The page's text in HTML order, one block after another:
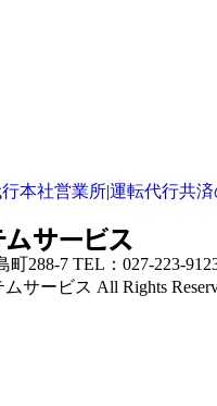
本社営業所|運転代行共
サービス
288-7 TEL：027-223-
サービス All Rights